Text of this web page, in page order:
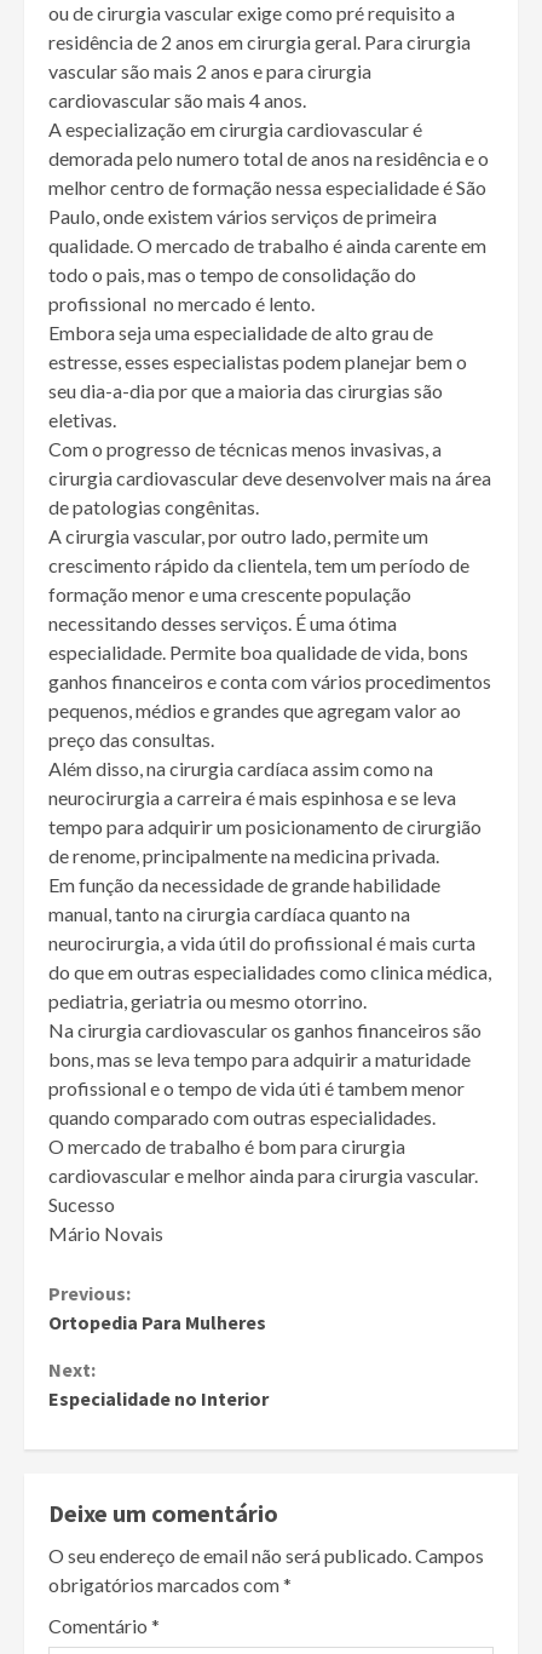
ou de cirurgia vascular exige como pré requisito a
residência de 2 anos em cirurgia geral. Para cirurgia
vascular são mais 2 anos e para cirurgia
cardiovascular são mais 4 anos.
A especialização em cirurgia cardiovascular é
demorada pelo numero total de anos na residência e o
melhor centro de formação nessa especialidade é São
Paulo, onde existem vários serviços de primeira
qualidade. O mercado de trabalho é ainda carente em
todo o pais, mas o tempo de consolidação do
profissional no mercado é lento.
Embora seja uma especialidade de alto grau de
estresse, esses especialistas podem planejar bem o
seu dia-a-dia por que a maioria das cirurgias são
eletivas.
Com o progresso de técnicas menos invasivas, a
cirurgia cardiovascular deve desenvolver mais na área
de patologias congênitas.
A cirurgia vascular, por outro lado, permite um
crescimento rápido da clientela, tem um período de
formação menor e uma crescente população
necessitando desses serviços. É uma ótima
especialidade. Permite boa qualidade de vida, bons
ganhos financeiros e conta com vários procedimentos
pequenos, médios e grandes que agregam valor ao
preço das consultas.
Além disso, na cirurgia cardíaca assim como na
neurocirurgia a carreira é mais espinhosa e se leva
tempo para adquirir um posicionamento de cirurgião
de renome, principalmente na medicina privada.
Em função da necessidade de grande habilidade
manual, tanto na cirurgia cardíaca quanto na
neurocirurgia, a vida útil do profissional é mais curta
do que em outras especialidades como clinica médica,
pediatria, geriatria ou mesmo otorrino.
Na cirurgia cardiovascular os ganhos financeiros são
bons, mas se leva tempo para adquirir a maturidade
profissional e o tempo de vida úti é tambem menor
quando comparado com outras especialidades.
O mercado de trabalho é bom para cirurgia
cardiovascular e melhor ainda para cirurgia vascular.
Sucesso
Mário Novais
Continue
Reading
Previous:
Ortopedia Para Mulheres
Next:
Especialidade no Interior
Deixe um comentário
O seu endereço de email não será publicado.Campos
obrigatórios marcados com*
Comentário *